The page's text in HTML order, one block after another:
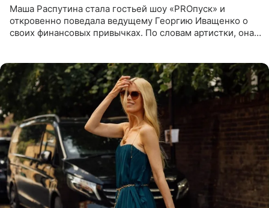
Маша Распутина стала гостьей шоу «PROпуск» и
откровенно поведала ведущему Георгию Иващенко о
своих финансовых привычках. По словам артистки, она